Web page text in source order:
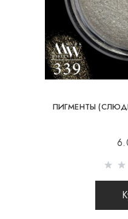
Германия, Чехия, Литва,
Латвия, Венгрия,
Бесплатная
суму от 80Є
При заказе на
посылки наложенным
Отправка посылок
ПИГМЕНТЫ